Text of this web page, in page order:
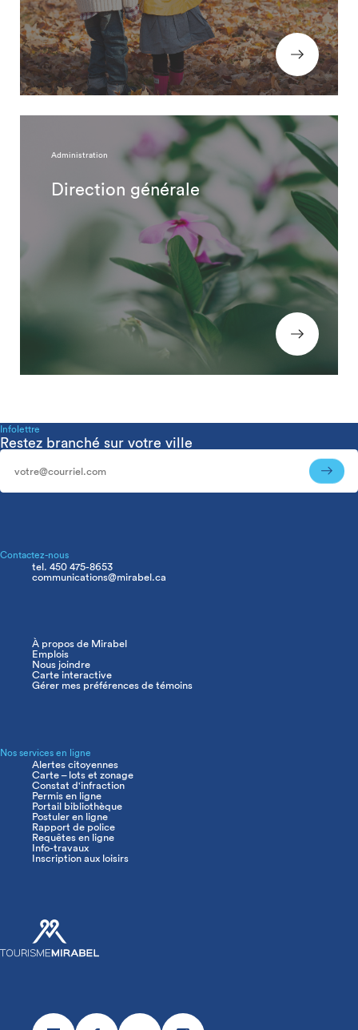
Administration
Direction générale
Infolettre
Infolettre
Restez branché sur votre ville
Contactez-nous
tel. 450 475-8653
communications@mirabel.ca
Navigation
principale
À propos de Mirabel
Emplois
Nous joindre
Carte interactive
Gérer mes préférences de témoins
Nos services en ligne
Alertes citoyennes
Carte – lots et zonage
Constat d'infraction
Permis en ligne
Portail bibliothèque
Postuler en ligne
Rapport de police
Requêtes en ligne
Info-travaux
Inscription aux loisirs